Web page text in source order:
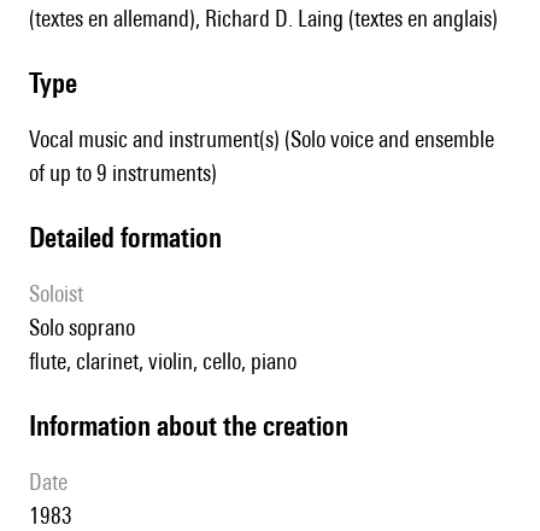
(textes en allemand), Richard D. Laing (textes en anglais)
type
Vocal music and instrument(s) (Solo voice and ensemble
of up to 9 instruments)
detailed formation
Soloist
solo soprano
flute, clarinet, violin, cello, piano
information about the creation
date
1983